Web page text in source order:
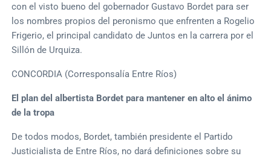
con el visto bueno del gobernador Gustavo Bordet para ser
los nombres propios del peronismo que enfrenten a Rogelio
Frigerio, el principal candidato de Juntos en la carrera por el
Sillón de Urquiza.
CONCORDIA (Corresponsalía Entre Ríos)
El plan del albertista Bordet para mantener en alto el ánimo
de la tropa
De todos modos, Bordet, también presidente el Partido
Justicialista de Entre Ríos, no dará definiciones sobre su